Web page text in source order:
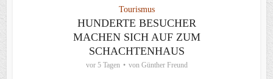
Tourismus
HUNDERTE BESUCHER
MACHEN SICH AUF ZUM
SCHACHTENHAUS
vor 5 Tagen von Günther Freund